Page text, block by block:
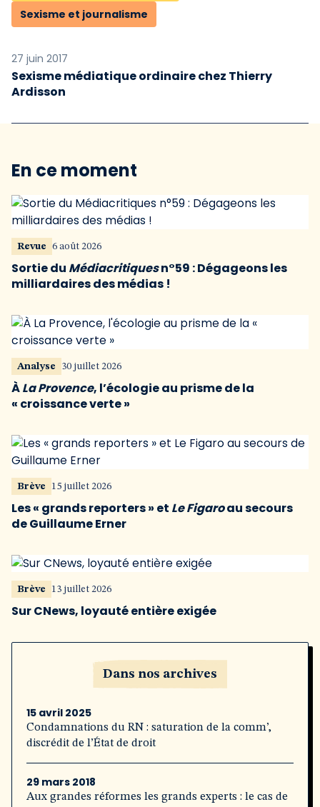
Sexisme et journalisme
27 juin 2017
Sexisme médiatique ordinaire chez Thierry
Ardisson
En ce moment
Revue 6 août 2026
Sortie du Médiacritiquesn°59 : Dégageons les
milliardaires des médias !
Analyse 30 juillet 2026
ÀLa Provence, l’écologie au prisme de la
« croissance verte »
Brève 15 juillet 2026
Les « grands reporters » et Le Figaroau secours
de Guillaume Erner
Brève 13 juillet 2026
Sur CNews, loyauté entière exigée
Dans nos archives
15 avril 2025
Condamnations du RN : saturation de la comm’,
discrédit de l’État de droit
29 mars 2018
Aux grandes réformes les grands experts : le cas de